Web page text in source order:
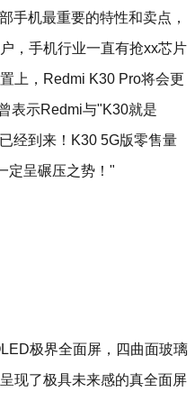
手机最重要的特性和卖点，
，手机行业一直有抢xx芯片
上，Redmi K30 Pro将会更
表示Redmi与"K30就是
经到来！K30 5G版零售量
定呈碾压之势！"
极界全面屏，四曲面玻璃
现了极具未来感的真全面屏